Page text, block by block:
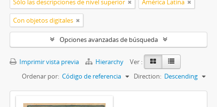
Sólo las descripciones de nivel superior América Latina
Con objetos digitales
Opciones avanzadas de búsqueda
Imprimir vista previa Hierarchy
Ver :
Ordenar por: Código de referencia Direction: Descending